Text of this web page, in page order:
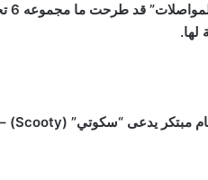
لها.
مبتكر يدعى “سكوتي” (Scooty
)